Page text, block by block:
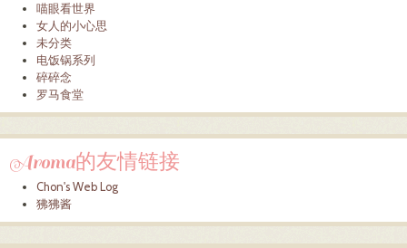
喵眼看世界
女人的小心思
未分类
电饭锅系列
碎碎念
罗马食堂
Aroma的友情链接
Chon's Web Log
狒狒酱